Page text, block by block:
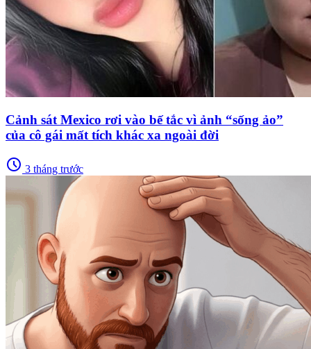
Cảnh sát Mexico rơi vào bế tắc vì ảnh “sống ảo”
của cô gái mất tích khác xa ngoài đời
schedule 3 tháng trước